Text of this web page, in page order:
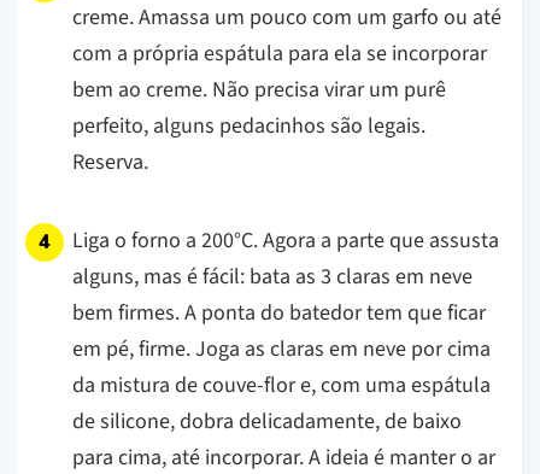
creme. Amassa um pouco com um garfo ou até
com a própria espátula para ela se incorporar
bem ao creme. Não precisa virar um purê
perfeito, alguns pedacinhos são legais.
Reserva.
Liga o forno a 200°C. Agora a parte que assusta
alguns, mas é fácil: bata as 3 claras em neve
bem firmes. A ponta do batedor tem que ficar
em pé, firme. Joga as claras em neve por cima
da mistura de couve-flor e, com uma espátula
de silicone, dobra delicadamente, de baixo
para cima, até incorporar. A ideia é manter o ar